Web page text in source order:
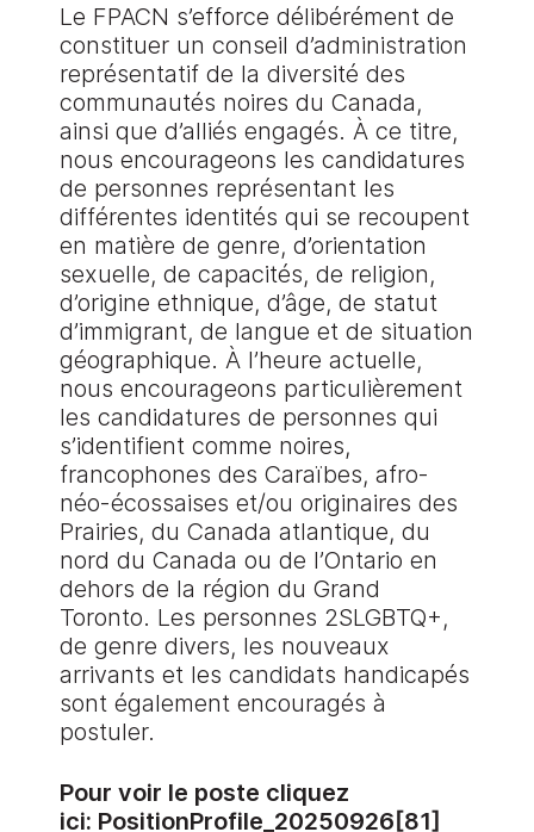
Le FPACN s’efforce délibérément de
constituer un conseil d’administration
représentatif de la diversité des
communautés noires du Canada,
ainsi que d’alliés engagés. À ce titre,
nous encourageons les candidatures
de personnes représentant les
différentes identités qui se recoupent
en matière de genre, d’orientation
sexuelle, de capacités, de religion,
d’origine ethnique, d’âge, de statut
d’immigrant, de langue et de situation
géographique. À l’heure actuelle,
nous encourageons particulièrement
les candidatures de personnes qui
s’identifient comme noires,
francophones des Caraïbes, afro-
néo-écossaises et/ou originaires des
Prairies, du Canada atlantique, du
nord du Canada ou de l’Ontario en
dehors de la région du Grand
Toronto. Les personnes 2SLGBTQ+,
de genre divers, les nouveaux
arrivants et les candidats handicapés
sont également encouragés à
postuler.
Pour voir le poste cliquez
ici: PositionProfile_20250926[81]